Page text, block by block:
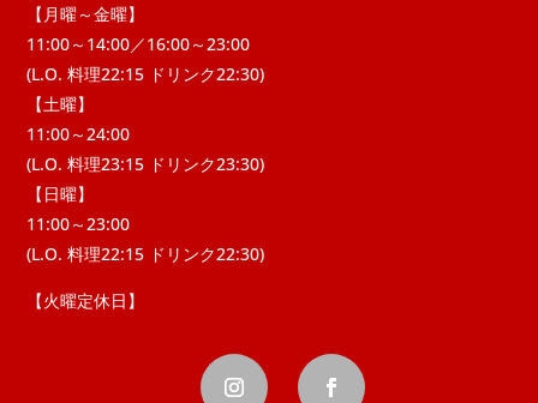
【月曜～金曜】
11:00～14:00／16:00～23:00
(L.O. 料理22:15 ドリンク22:30)
【土曜】
11:00～24:00
(L.O. 料理23:15 ドリンク23:30)
【日曜】
11:00～23:00
(L.O. 料理22:15 ドリンク22:30)
【火曜定休日】